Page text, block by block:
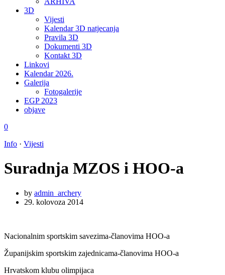
3D
Vijesti
Kalendar 3D natjecanja
Pravila 3D
Dokumenti 3D
Kontakt 3D
Linkovi
Kalendar 2026.
Galerija
Fotogalerije
EGP 2023
objave
0
Info · Vijesti
Suradnja MZOS i HOO-a
by admin_archery
29. kolovoza 2014
Nacionalnim sportskim savezima-članovima HOO-a
Županijskim sportskim zajednicama-članovima HOO-a
Hrvatskom klubu olimpijaca